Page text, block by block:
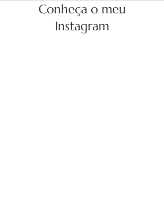
Conheça o meu
Instagram